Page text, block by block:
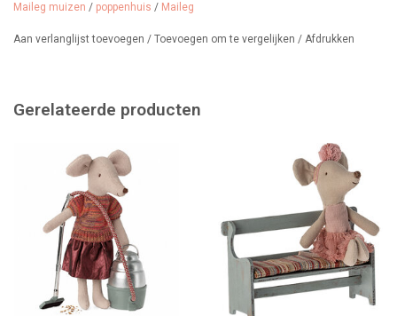
Maileg muizen / poppenhuis / Maileg
Aan verlanglijst toevoegen / Toevoegen om te vergelijken / Afdrukken
Gerelateerde producten